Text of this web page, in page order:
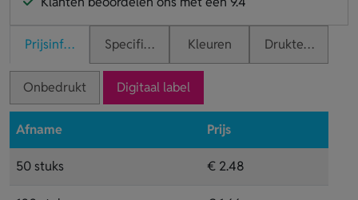
PrijsinformatieSpecificaties Kleuren Druktechnieken
Onbedrukt Digitaal label
Afname Prijs
50 stuks € 2.48